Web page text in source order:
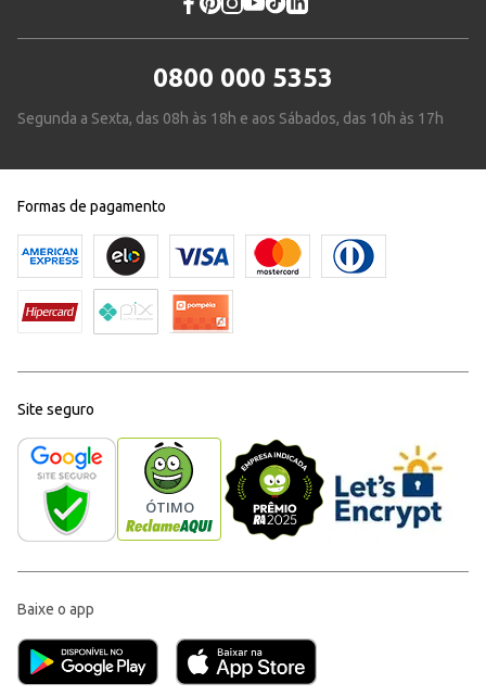
0800 000 5353
Segunda a Sexta, das 08h às 18h e aos Sábados, das 10h às 17h
Formas de pagamento
Site seguro
Baixe o app